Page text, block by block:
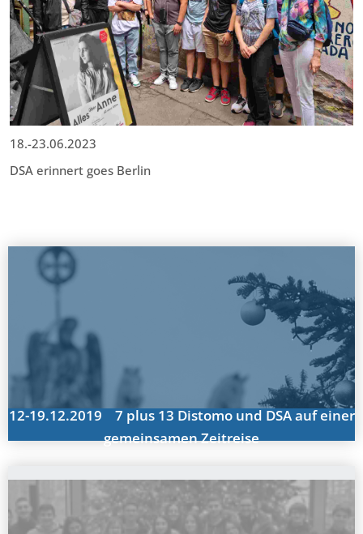
18.-23.06.2023
DSA erinnert goes Berlin
12-19.12.2019 7 plus 13 Distomo und DSA auf einer
gemeinsamen Zeitreise